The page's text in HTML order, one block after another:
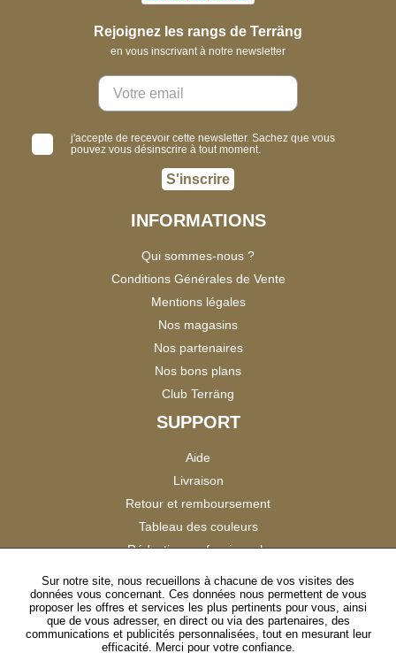
Rejoignez les rangs de Terräng
en vous inscrivant à notre newsletter
j'accepte de recevoir cette newsletter. Sachez que vous
pouvez vous désinscrire à tout moment.
S'inscrire
INFORMATIONS
Qui sommes-nous ?
Conditions Générales de Vente
Mentions légales
Nos magasins
Nos partenaires
Nos bons plans
Club Terräng
SUPPORT
Aide
Livraison
Retour et remboursement
Tableau des couleurs
Réduction professionnels
Satisfaction Clients
SUIVEZ-NOUS
Sur notre site, nous recueillons à chacune de vos visites des
données vous concernant. Ces données nous permettent de vous
proposer les offres et services les plus pertinents pour vous, ainsi
que de vous adresser, en direct ou via des partenaires, des
communications et publicités personnalisées, tout en mesurant leur
efficacité. Merci pour votre confiance.